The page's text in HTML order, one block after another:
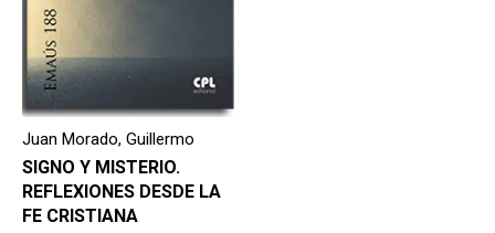
Juan Morado, Guillermo
SIGNO Y MISTERIO.
REFLEXIONES DESDE LA
FE CRISTIANA